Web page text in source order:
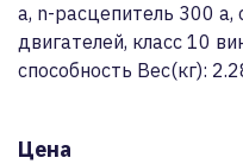
a, n-расцепитель 300
двигателей, класс 10
способность Вес(кг):
Цена